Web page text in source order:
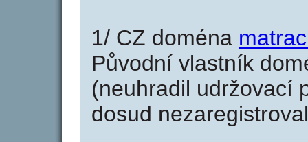
1/ CZ doména
Původní vlastník
(neuhradil udržovací
dosud